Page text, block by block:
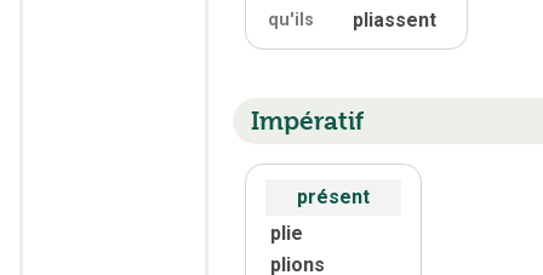
qu'ils pliassent
Impératif
présent
plie
plions